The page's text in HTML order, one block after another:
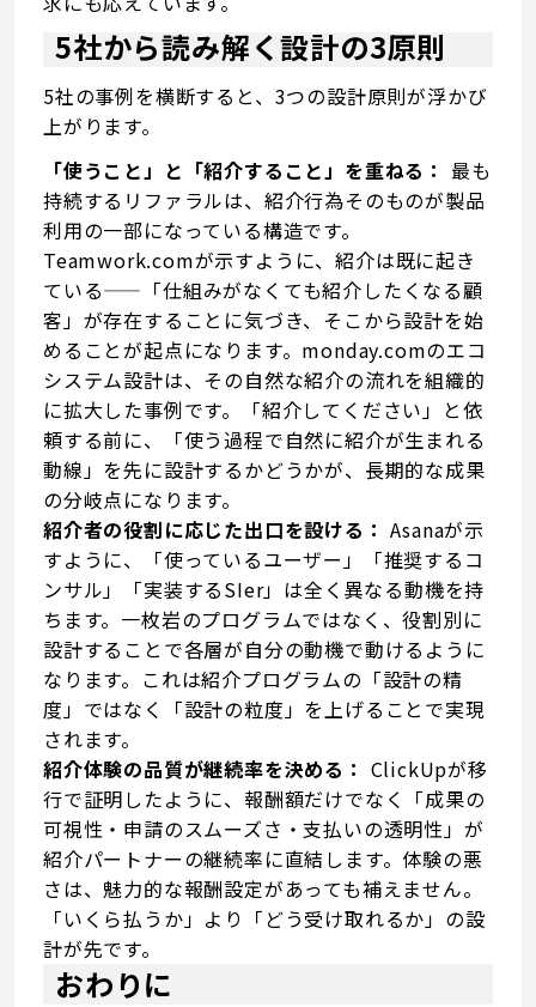
5社から読み解く設計の3原則
5社の事例を横断すると、3つの設計原則が浮かび
上がります。
「使うこと」と「紹介すること」を重ねる： 最も
持続するリファラルは、紹介行為そのものが製品
利用の一部になっている構造です。
Teamwork.comが示すように、紹介は既に起き
ている——「仕組みがなくても紹介したくなる顧
客」が存在することに気づき、そこから設計を始
めることが起点になります。monday.comのエコ
システム設計は、その自然な紹介の流れを組織的
に拡大した事例です。「紹介してください」と依
頼する前に、「使う過程で自然に紹介が生まれる
動線」を先に設計するかどうかが、長期的な成果
の分岐点になります。
紹介者の役割に応じた出口を設ける： Asanaが示
すように、「使っているユーザー」「推奨するコ
ンサル」「実装するSIer」は全く異なる動機を持
ちます。一枚岩のプログラムではなく、役割別に
設計することで各層が自分の動機で動けるように
なります。これは紹介プログラムの「設計の精
度」ではなく「設計の粒度」を上げることで実現
されます。
紹介体験の品質が継続率を決める： ClickUpが移
行で証明したように、報酬額だけでなく「成果の
可視性・申請のスムーズさ・支払いの透明性」が
紹介パートナーの継続率に直結します。体験の悪
さは、魅力的な報酬設定があっても補えません。
「いくら払うか」より「どう受け取れるか」の設
計が先です。
おわりに